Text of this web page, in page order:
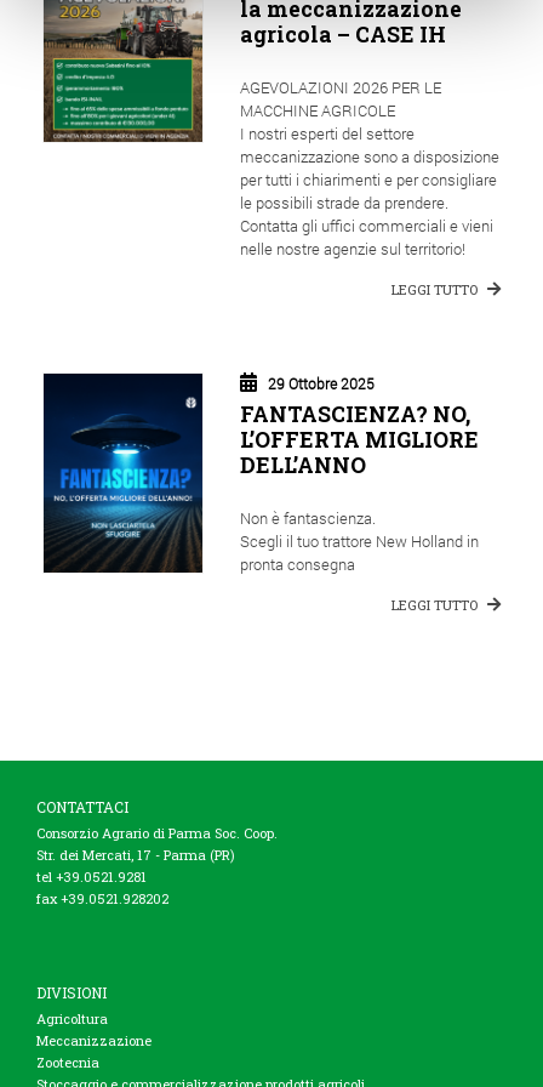
la meccanizzazione
agricola – CASE IH
AGEVOLAZIONI 2026 PER LE
MACCHINE AGRICOLE
I nostri esperti del settore
meccanizzazione sono a disposizione
per tutti i chiarimenti e per consigliare
le possibili strade da prendere.
Contatta gli uffici commerciali e vieni
nelle nostre agenzie sul territorio!
LEGGI TUTTO
29 Ottobre 2025
FANTASCIENZA? NO,
L’OFFERTA MIGLIORE
DELL’ANNO
Non è fantascienza.
Scegli il tuo trattore New Holland in
pronta consegna
LEGGI TUTTO
CONTATTACI
Consorzio Agrario di Parma Soc. Coop.
Str. dei Mercati, 17 - Parma (PR)
tel +39.0521.9281
fax +39.0521.928202
DIVISIONI
Agricoltura
Meccanizzazione
Zootecnia